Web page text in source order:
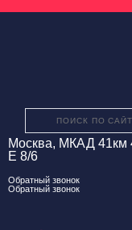
Москва, МКАД 41км
Е 8/6
Обратный звонок
Обратный звонок